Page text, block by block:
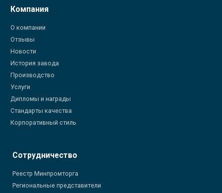
Компания
О компании
Отзывы
Новости
История завода
Производство
Услуги
Дипломы и награды
Стандарты качества
Корпоративный стиль
Сотрудничество
Реестр Минпромторга
Региональные представители